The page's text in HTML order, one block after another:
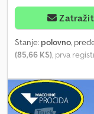
Stanje: polovno,
(85,66 KS), prva
težina:6.500 kg,
rastojanje:3.100 mm
prenosa:mehanički